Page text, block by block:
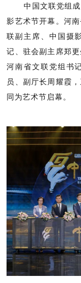
中国文联党组
影艺术节开幕。河
联副主席、中国摄
记、驻会副主席郑
河南省文联党组书
员、副厅长周耀霞
同为艺术节启幕。